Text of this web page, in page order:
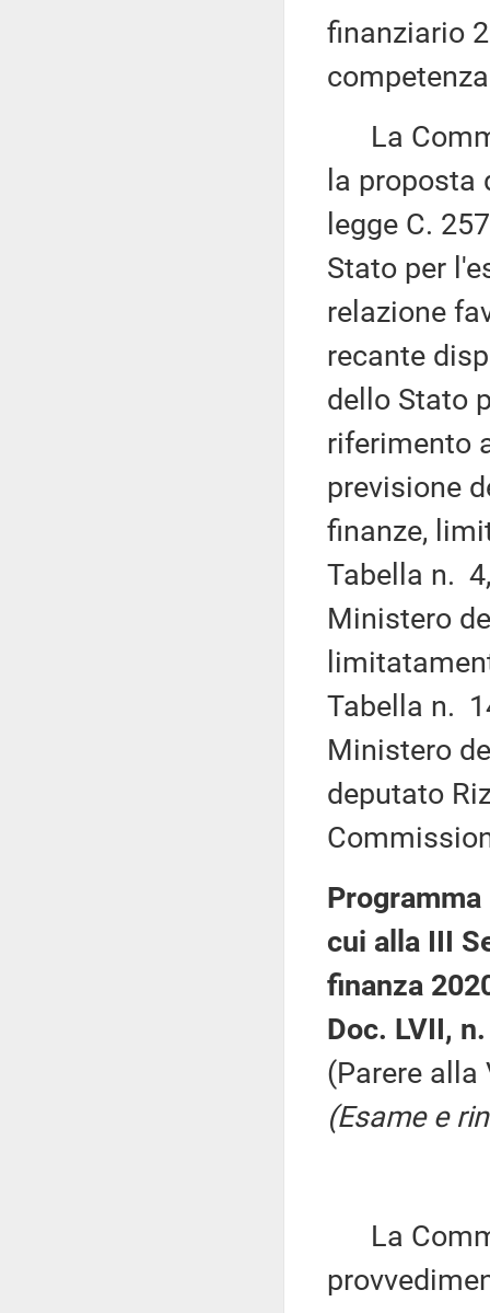
finanziario
La
la proposta
legge C.
Stato per
relazione
recante
dello Stato
riferimento
previsione
finanze,
Tabella n.
Ministero
Tabella n.
Ministero
deputato
cui alla III
finanza
Doc. LVII,
(Parere alla
(Esame e
La